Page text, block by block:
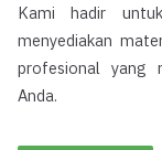
Kami hadir
menyediakan
profesional yang
Anda.